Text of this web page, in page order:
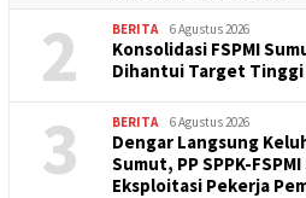
2 BERITA 6 Agustus 2026
Konsolidasi FSPMI
Dihantui Target Tinggi
3 BERITA 6 Agustus 2026
Dengar Langsung
Sumut, PP SPPK-
Eksploitasi Pekerja